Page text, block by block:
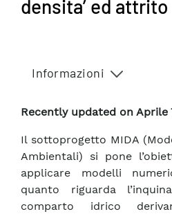
densita’ ed attrito
Informazioni
Recently updated on Aprile
Il sottoprogetto MIDA
Ambientali) si pone
applicare modelli
quanto riguarda
comparto idrico